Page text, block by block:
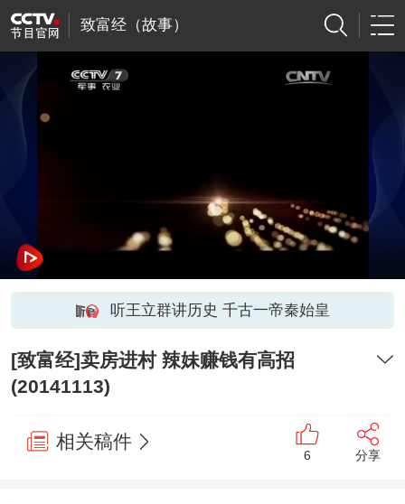
致富经（故事）
听王立群讲历史 千古一帝秦始皇
[致富经]卖房进村 辣妹赚钱有高招
(20141113)
相关稿件
6 分享